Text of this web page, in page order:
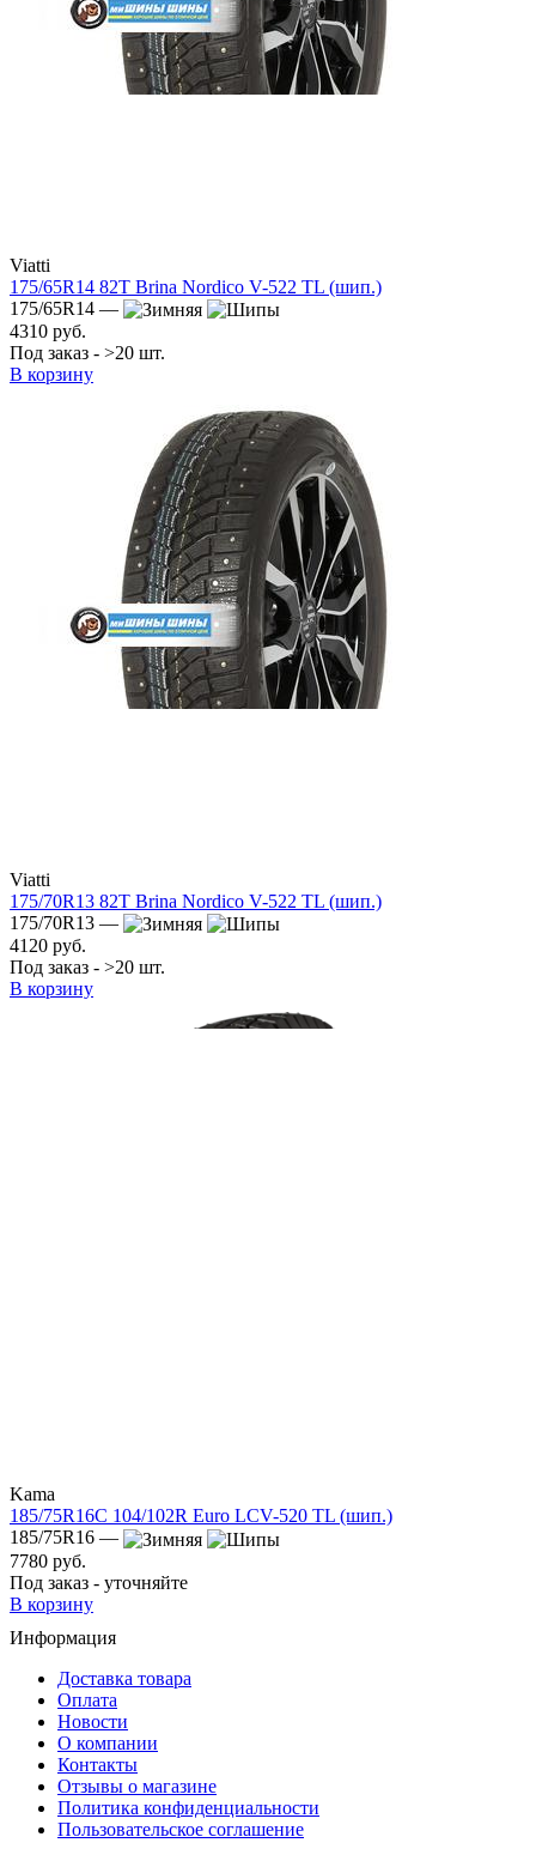
Viatti
175/65R14 82T Brina Nordico V-522 TL (шип.)
175/65R14 —
4310 руб.
Под заказ - >20 шт.
В корзину
Viatti
175/70R13 82T Brina Nordico V-522 TL (шип.)
175/70R13 —
4120 руб.
Под заказ - >20 шт.
В корзину
Kama
185/75R16C 104/102R Euro LCV-520 TL (шип.)
185/75R16 —
7780 руб.
Под заказ - уточняйте
В корзину
Информация
Доставка товара
Оплата
Новости
О компании
Контакты
Отзывы о магазине
Политика конфиденциальности
Пользовательское соглашение